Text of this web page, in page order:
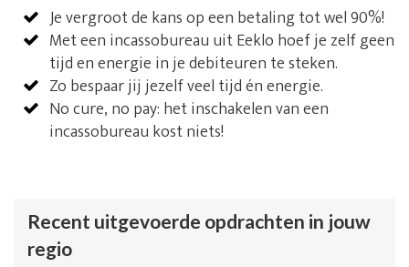
Je vergroot de kans op een betaling tot wel 90%!
Met een incassobureau uit Eeklo hoef je zelf geen
tijd en energie in je debiteuren te steken.
Zo bespaar jij jezelf veel tijd én energie.
No cure, no pay: het inschakelen van een
incassobureau kost niets!
Recent uitgevoerde opdrachten in jouw
regio